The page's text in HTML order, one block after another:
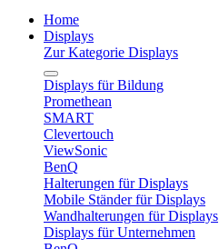
Home
Displays
Zur Kategorie Displays
Displays für Bildung
Promethean
SMART
Clevertouch
ViewSonic
BenQ
Halterungen für Displays
Mobile Ständer für Displays
Wandhalterungen für Displays
Displays für Unternehmen